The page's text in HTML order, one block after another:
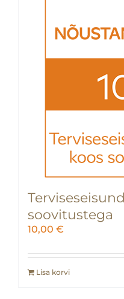
soovitustega
10,00 €
Lisa korvi